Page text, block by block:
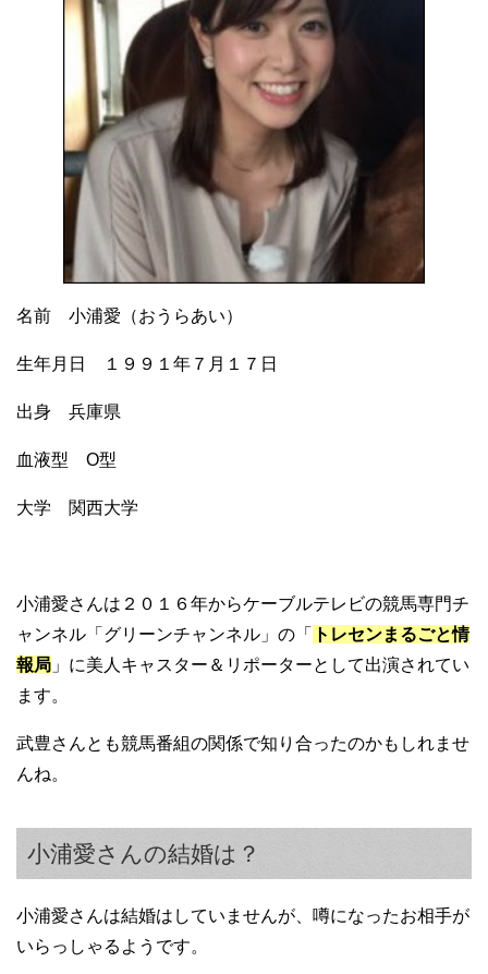
名前 小浦愛（おうらあい）
生年月日 １９９１年７月１７日
出身 兵庫県
血液型 O型
大学 関西大学
小浦愛さんは２０１６年からケーブルテレビの競馬専門チ
ャンネル「グリーンチャンネル」の「
トレセンまるごと情
報局 」に美人キャスター＆リポーターとして出演されてい
ます。
武豊さんとも競馬番組の関係で知り合ったのかもしれませ
んね。
小浦愛さんの結婚は？
小浦愛さんは結婚はしていませんが、噂になったお相手が
いらっしゃるようです。